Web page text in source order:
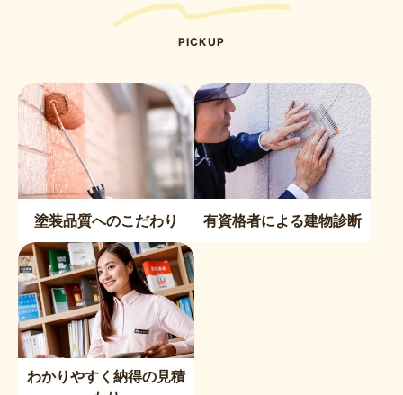
PICKUP
塗装品質へのこだわり 有資格者による建物診断
わかりやすく納得の見積